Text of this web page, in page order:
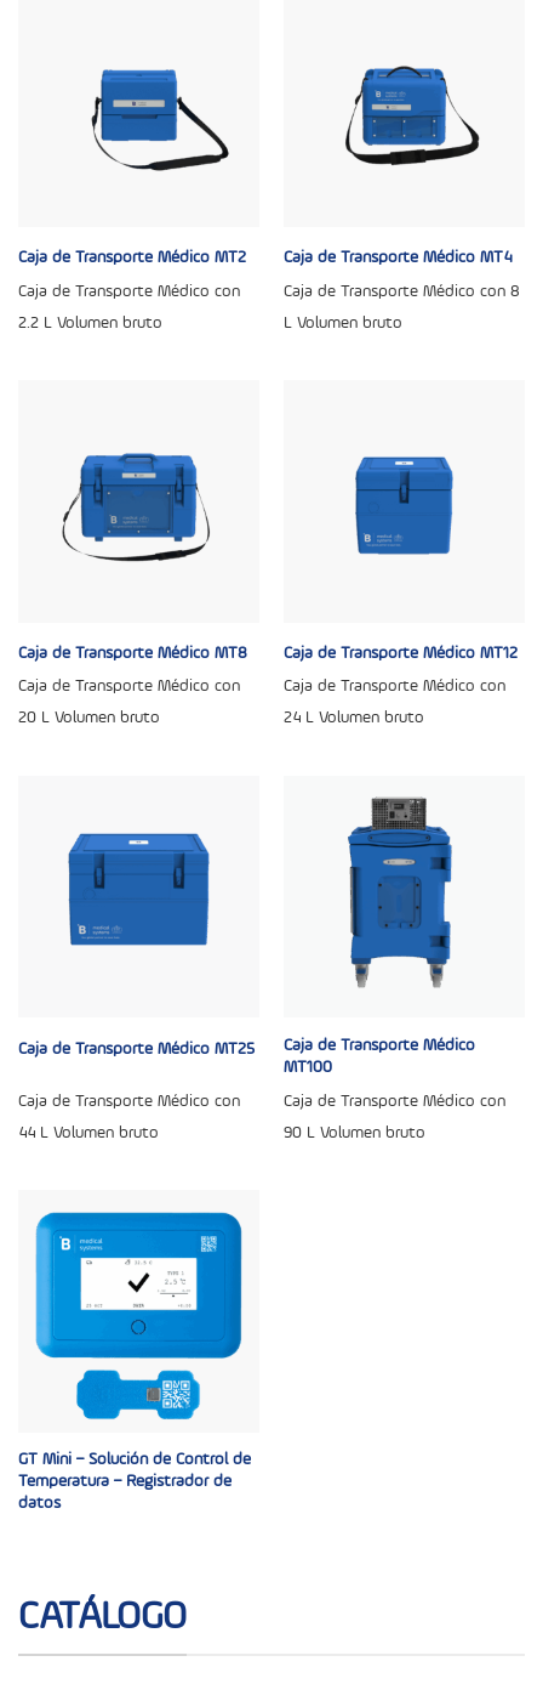
Caja de Transporte Médico MT2
Caja de Transporte Médico con
2.2 L Volumen bruto
Caja de Transporte Médico MT4
Caja de Transporte Médico con 8
L Volumen bruto
Caja de Transporte Médico MT8
Caja de Transporte Médico con
20 L Volumen bruto
Caja de Transporte Médico MT12
Caja de Transporte Médico con
24 L Volumen bruto
Caja de Transporte Médico MT25
Caja de Transporte Médico con
44 L Volumen bruto
Caja de Transporte Médico
MT100
Caja de Transporte Médico con
90 L Volumen bruto
GT Mini – Solución de Control de
Temperatura – Registrador de
datos
CATÁLOGO